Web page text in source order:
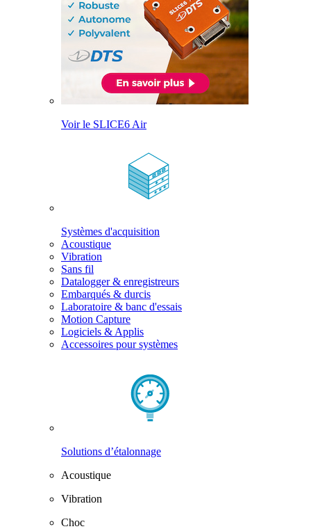
Voir le SLICE6 Air
Systèmes d'acquisition
Acoustique
Vibration
Sans fil
Datalogger & enregistreurs
Embarqués & durcis
Laboratoire & banc d'essais
Motion Capture
Logiciels & Applis
Accessoires pour systèmes
Solutions d’étalonnage
Acoustique
Vibration
Choc